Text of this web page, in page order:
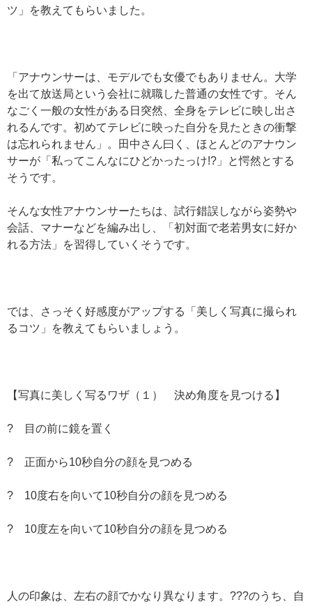
ツ」を教えてもらいました。
「アナウンサーは、モデルでも女優でもありません。大学
を出て放送局という会社に就職した普通の女性です。そん
なごく一般の女性がある日突然、全身をテレビに映し出さ
れるんです。初めてテレビに映った自分を見たときの衝撃
は忘れられません」。田中さん曰く、ほとんどのアナウン
サーが「私ってこんなにひどかったっけ!?」と愕然とする
そうです。
そんな女性アナウンサーたちは、試行錯誤しながら姿勢や
会話、マナーなどを編み出し、「初対面で老若男女に好か
れる方法」を習得していくそうです。
では、さっそく好感度がアップする「美しく写真に撮られ
るコツ」を教えてもらいましょう。
【写真に美しく写るワザ（１） 決め角度を見つける】
? 目の前に鏡を置く
? 正面から10秒自分の顔を見つめる
? 10度右を向いて10秒自分の顔を見つめる
? 10度左を向いて10秒自分の顔を見つめる
人の印象は、左右の顔でかなり異なります。???のうち、自